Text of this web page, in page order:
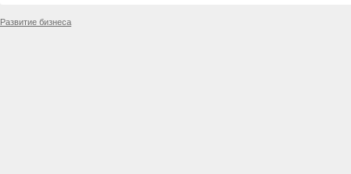
Развитие бизнеса